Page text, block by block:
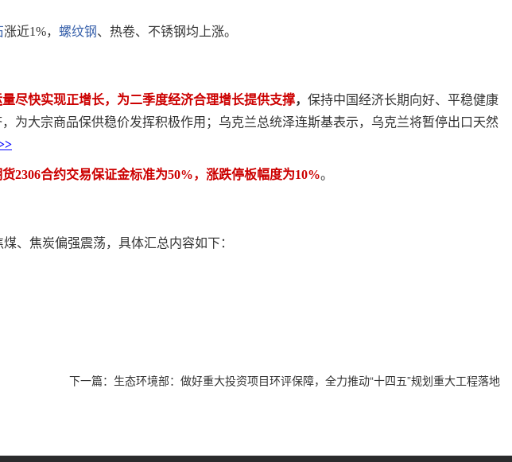
涨近1%， 螺纹钢 、热卷、不锈钢均上涨。
尽快实现正增长，为二季度经济合理增长提供支撑， 保持中国经济长期向好、平稳健康
为大宗商品保供稳价发挥积极作用；乌克兰总统泽连斯基表示，乌克兰将暂停出口天然
货2306合约交易保证金标准为50%，涨跌停板幅度为10%。
、焦炭偏强震荡，具体汇总内容如下：
下一篇： 生态环境部：做好重大投资项目环评保障，全力推动“十四五”规划重大工程落地